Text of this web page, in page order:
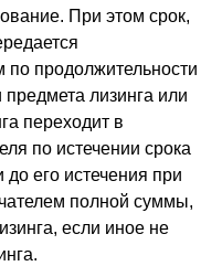
При этом срок,
по продолжительности
лизинга или
переходит в
по истечении срока
до его истечения при
полной суммы,
если иное не